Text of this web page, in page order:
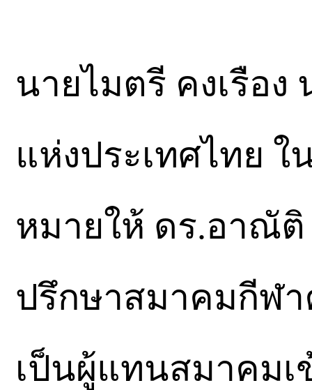
นายไมตรี คงเรือ
แห่งประเทศไทย
หมายให้ ดร.อาณัติ
ปรึกษาสมาคมกีฬา
เป็นผู้แทนสมาคม